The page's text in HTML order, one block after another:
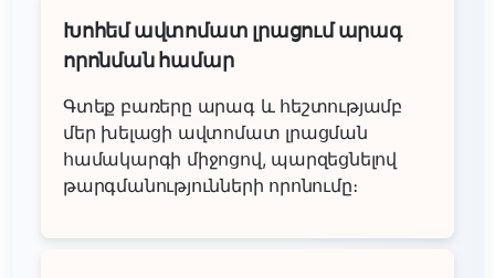
Խոհեմ ավտոմատ լրացում արագ
որոնման համար
Գտեք բառերը արագ և հեշտությամբ
մեր խելացի ավտոմատ լրացման
համակարգի միջոցով, պարզեցնելով
թարգմանությունների որոնումը։